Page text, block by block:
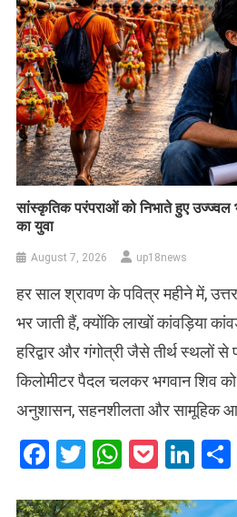
सांस्कृतिक परंपराओं को निभाते हुए उज्ज्वल
का युवा
August 7, 2026 up18news
हर साल श्रावण के पवित्र महीने में,
भर जाती हैं, क्योंकि लाखों कांवड़िया
हरिद्वार और गंगोत्री जैसे तीर्थ स्थलों
किलोमीटर पैदल चलकर भगवान शिव
अनुशासन, सहनशीलता और सामूहिक
Facebook
Twitter
WhatsApp
Pocket